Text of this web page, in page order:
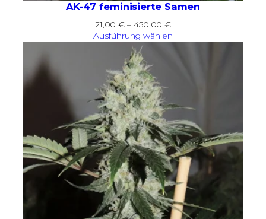
AK-47 feminisierte Samen
21,00€ – 450,00€Preisspanne:
21,00 €
Ausführung wählen